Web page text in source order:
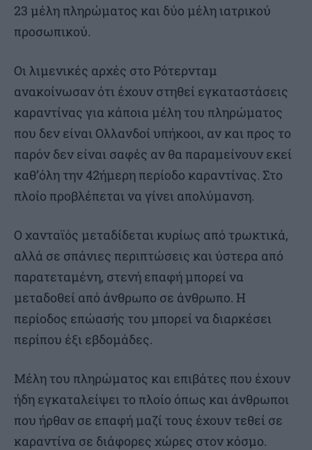
23 μέλη πληρώματος και δύο μέλη ιατρικού
προσωπικού.
Οι λιμενικές αρχές στο Ρότερνταμ
ανακοίνωσαν ότι έχουν στηθεί εγκαταστάσεις
καραντίνας για κάποια μέλη του πληρώματος
που δεν είναι Ολλανδοί υπήκοοι, αν και προς το
παρόν δεν είναι σαφές αν θα παραμείνουν εκεί
καθ’όλη την 42ήμερη περίοδο καραντίνας. Στο
πλοίο προβλέπεται να γίνει απολύμανση.
Ο χανταϊός μεταδίδεται κυρίως από τρωκτικά,
αλλά σε σπάνιες περιπτώσεις και ύστερα από
παρατεταμένη, στενή επαφή μπορεί να
μεταδοθεί από άνθρωπο σε άνθρωπο. Η
περίοδος επώασής του μπορεί να διαρκέσει
περίπου έξι εβδομάδες.
Μέλη του πληρώματος και επιβάτες που έχουν
ήδη εγκαταλείψει το πλοίο όπως και άνθρωποι
που ήρθαν σε επαφή μαζί τους έχουν τεθεί σε
καραντίνα σε διάφορες χώρες στον κόσμο.